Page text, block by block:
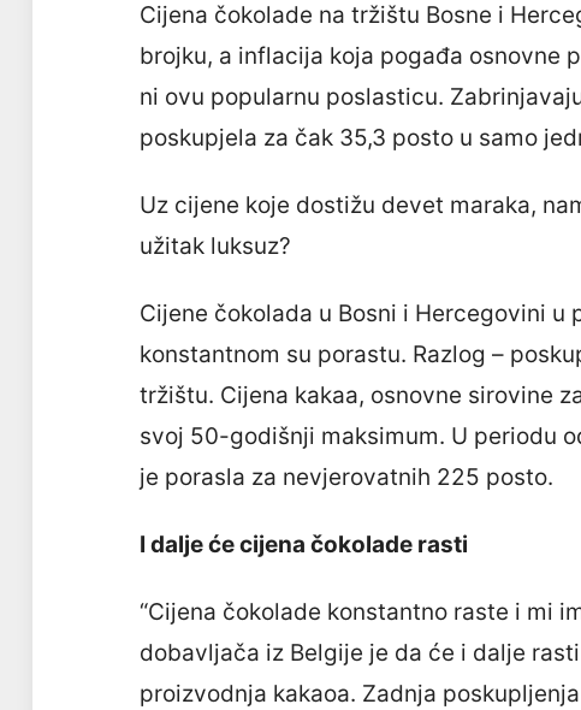
Cijena čokolade na tržištu Bosne i
brojku, a inflacija koja pogađa osnovne
ni ovu popularnu poslasticu.
poskupjela za čak 35,3 posto u samo
Uz cijene koje dostižu devet maraka,
užitak luksuz?
Cijene čokolada u Bosni i Hercegovini u
konstantnom su porastu. Razlog –
tržištu. Cijena kakaa, osnovne sirovine
svoj 50-godišnji maksimum. U periodu
je porasla za nevjerovatnih 225 posto.
I dalje će cijena čokolade rasti
“Cijena čokolade konstantno raste i mi
dobavljača iz Belgije je da će i dalje
proizvodnja kakaoa. Zadnja